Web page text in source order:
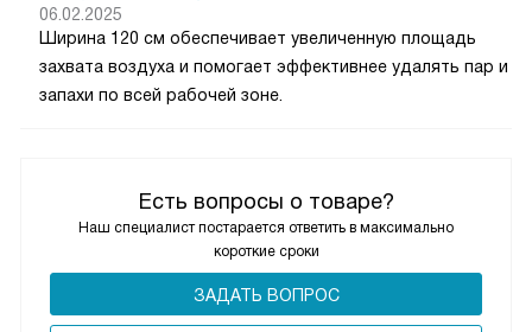
Есть вопросы о товаре?
Наш специалист постарается ответить в максимально
короткие сроки
ЗАДАТЬ ВОПРОС
06.02.2025
Ширина 120 см обеспечивает увеличенную площадь
захвата воздуха и помогает эффективнее удалять пар и
запахи по всей рабочей зоне.